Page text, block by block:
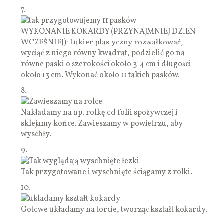
7.
WYKONANIE KOKARDY (PRZYNAJMNIEJ DZIEŃ
WCZEŚNIEJ): Lukier plastyczny rozwałkować,
wyciąć z niego równy kwadrat, podzielić go na
równe paski o szerokości około 3-4 cm i długości
około 13 cm. Wykonać około 11 takich pasków.
8.
Nakładamy na np. rolkę od folii spożywczej i
sklejamy końce. Zawieszamy w powietrzu, aby
wyschły.
9.
Tak przygotowane i wyschnięte ściągamy z rolki.
10.
Gotowe układamy na torcie, tworząc kształt kokardy.